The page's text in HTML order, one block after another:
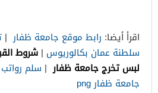
اقرأ أيضا: رابط موقع جامعة ظفار |
سلطنة عمان بكالوريوس | شروط
لبس تخرج جامعة ظفار | سلم
جامعة ظفار png